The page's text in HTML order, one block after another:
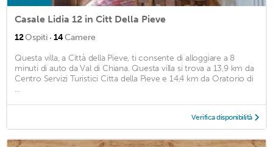
Casale Lidia 12 in Citt Della Pieve
12Ospiti · 14Camere
Questa villa, a Città della Pieve, ti consente di alloggiare a 8
minuti di auto da Val di Chiana. Questa villa si trova a 13,9 km da
Centro Servizi Turistici Citta della Pieve e 14,4 km da Oratorio di
...
Verifica disponibilità